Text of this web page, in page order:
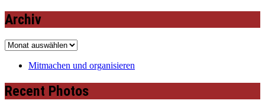
Archiv
Archiv
Mitmachen und organisieren
Recent Photos